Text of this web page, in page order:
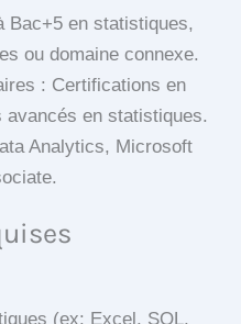
Bac+5 en statistiques,
ou domaine connexe.
: Certifications en
en statistiques.
Analytics, Microsoft
(ex: Excel, SQL,